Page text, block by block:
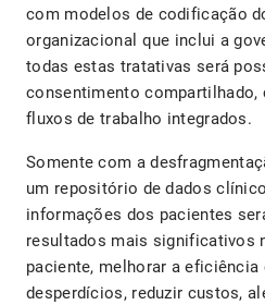
com modelos de codificação
organizacional que inclui a
todas estas tratativas será
consentimento compartilhado,
fluxos de trabalho integrados.
Somente com a
um repositório de dados
informações dos pacientes
resultados mais significativos
paciente, melhorar a eficiência
desperdícios, reduzir custos,